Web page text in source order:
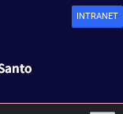
INTRANET